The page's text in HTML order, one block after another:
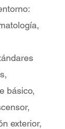
básico,
exterior,